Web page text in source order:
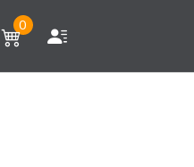
0